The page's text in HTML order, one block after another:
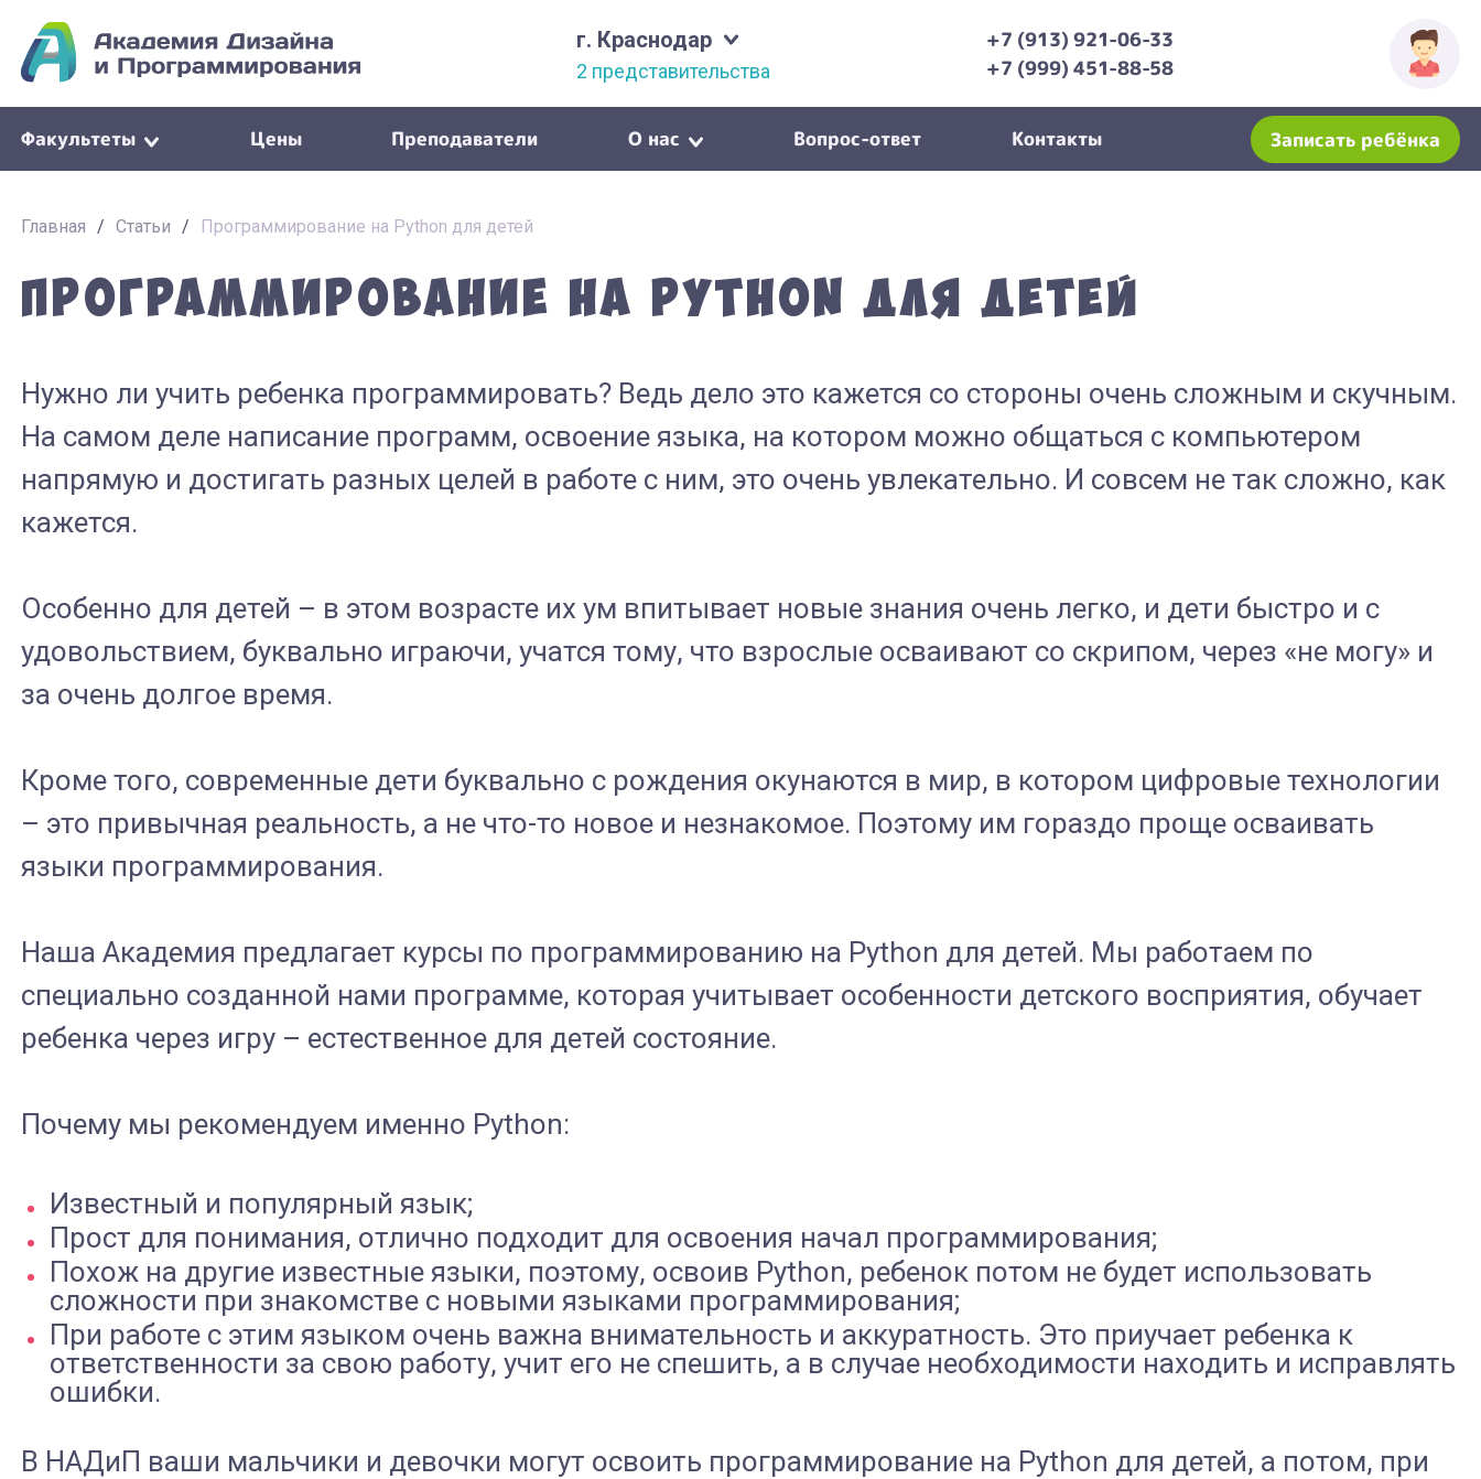
г. Краснодар
2 представительства
+7 (913) 921-06-33
+7 (999) 451-88-58
Факультеты Цены Преподаватели О нас Вопрос-ответ Контакты Записать ребёнка
Главная / Статьи / Программирование на Python для детей
Программирование на Python для детей
Нужно ли учить ребенка программировать? Ведь дело это кажется со стороны очень сложным и скучным.
На самом деле написание программ, освоение языка, на котором можно общаться с компьютером
напрямую и достигать разных целей в работе с ним, это очень увлекательно. И совсем не так сложно, как
кажется.
Особенно для детей – в этом возрасте их ум впитывает новые знания очень легко, и дети быстро и с
удовольствием, буквально играючи, учатся тому, что взрослые осваивают со скрипом, через «не могу» и
за очень долгое время.
Кроме того, современные дети буквально с рождения окунаются в мир, в котором цифровые технологии
– это привычная реальность, а не что-то новое и незнакомое. Поэтому им гораздо проще осваивать
языки программирования.
Наша Академия предлагает курсы по программированию на Python для детей. Мы работаем по
специально созданной нами программе, которая учитывает особенности детского восприятия, обучает
ребенка через игру – естественное для детей состояние.
Почему мы рекомендуем именно Python:
Известный и популярный язык;
Прост для понимания, отлично подходит для освоения начал программирования;
Похож на другие известные языки, поэтому, освоив Python, ребенок потом не будет использовать
сложности при знакомстве с новыми языками программирования;
При работе с этим языком очень важна внимательность и аккуратность. Это приучает ребенка к
ответственности за свою работу, учит его не спешить, а в случае необходимости находить и исправлять
ошибки.
В НАДиП ваши мальчики и девочки могут освоить программирование на Python для детей, а потом, при